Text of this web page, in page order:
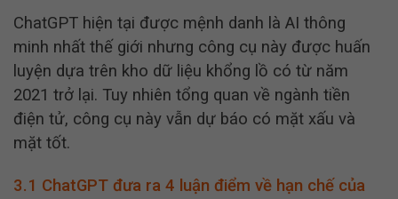
ChatGPT hiện tại được mệnh danh là AI thông
minh nhất thế giới nhưng công cụ này được huấn
luyện dựa trên kho dữ liệu khổng lồ có từ năm
2021 trở lại. Tuy nhiên tổng quan về ngành tiền
điện tử, công cụ này vẫn dự báo có mặt xấu và
mặt tốt.
3.1 ChatGPT đưa ra 4 luận điểm về hạn chế của